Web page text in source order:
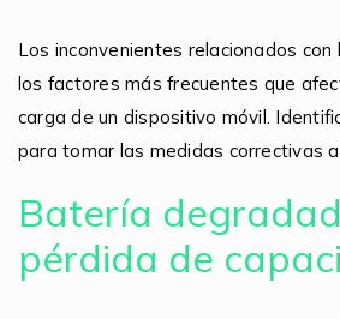
Los inconvenientes relacionados
los factores más frecuentes que
carga de un dispositivo móvil.
para tomar las medidas correctivas
Batería
pérdida de